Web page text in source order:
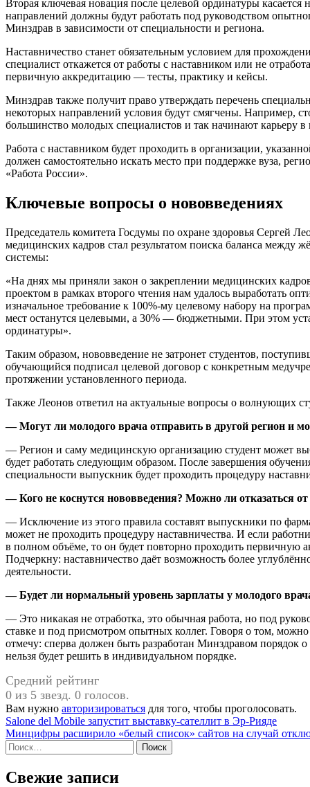
Вторая ключевая новация после целевой ординатуры
направлений должны будут работать под руководством
Минздрав в зависимости от специальности и региона.
Наставничество станет обязательным условием для
специалист откажется от работы с наставником или не
первичную аккредитацию — тесты, практику и кейсы.
Минздрав также получит право утверждать перечень
некоторых направлений условия будут смягчены. Например,
большинство молодых специалистов и так начинают карьеру в
Работа с наставником будет проходить в организации,
должен самостоятельно искать место при поддержке вуза,
«Работа России».
Ключевые вопросы о нововведениях
Председатель комитета Госдумы по охране здоровья Сергей
медицинских кадров стал результатом поиска баланса
системы:
«На днях мы приняли закон о закреплении медицинских
проектом в рамках второго чтения нам удалось выработать
изначальное требование к 100%-му целевому набору на
мест останутся целевыми, а 30% — бюджетными. При этом
ординатуры».
Таким образом, нововведение не затронет студентов,
обучающийся подписал целевой договор с конкретным
протяжении установленного периода.
Также Леонов ответил на актуальные вопросы о волнующих
— Могут ли молодого врача отправить в другой регион и
— Регион и саму медицинскую организацию студент может
будет работать следующим образом. После завершения
специальности выпускник будет проходить процедуру
— Кого не коснутся нововведения? Можно ли отказаться от
— Исключение из этого правила составят выпускники по
может не проходить процедуру наставничества. И если
в полном объёме, то он будет повторно проходить
Подчеркну: наставничество даёт возможность более
деятельности.
— Будет ли нормальный уровень зарплаты у молодого
— Это никакая не отработка, это обычная работа, но под
ставке и под присмотром опытных коллег. Говоря о том,
отмечу: сперва должен быть разработан Минздравом порядок
нельзя будет решить в индивидуальном порядке.
Средний рейтинг
0 из 5 звезд. 0 голосов.
Вам нужно авторизироваться для того, чтобы проголосовать.
Навигация
по
записям
Salone del Mobile запустит выставку-сателлит в Эр-Рияде
Минцифры расширило «белый список» сайтов на случай
Найти:
Свежие записи